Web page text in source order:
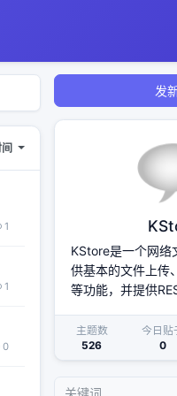
1
1
0
发
KStore是一个网络
供基本的文件上传
等功能，并提供
主题数
526
今日贴
0